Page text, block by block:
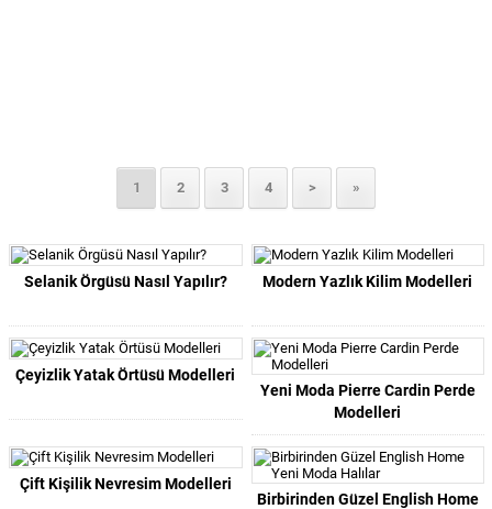
1 2 3 4 > »
Selanik Örgüsü Nasıl Yapılır? Modern Yazlık Kilim Modelleri
Çeyizlik Yatak Örtüsü Modelleri
Yeni Moda Pierre Cardin Perde
Modelleri
Çift Kişilik Nevresim Modelleri
Birbirinden Güzel English Home